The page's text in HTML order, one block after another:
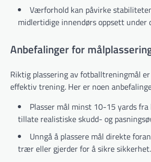
Værforhold kan påvirke
midlertidige innendørs oppsett under
Anbefalinger for
Riktig plassering av fotballtreningmål
effektiv trening. Her er noen
Plasser mål minst 10-15 yards
tillate realistiske skudd- og
Unngå å plassere mål direkte
trær eller gjerder for å sikre sikkerhet.